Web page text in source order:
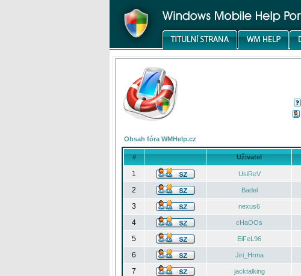
Obsah fóra WMHelp.cz
# Uživatel
1 UsiReV
2
Badel
3
nexus6
4
cHaOOs
5
EiFeL96
6
Jiri_Hrma
7
jacktalking